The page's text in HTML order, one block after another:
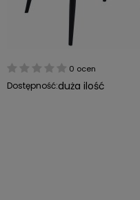
0 ocen
Dostępność:duża ilość